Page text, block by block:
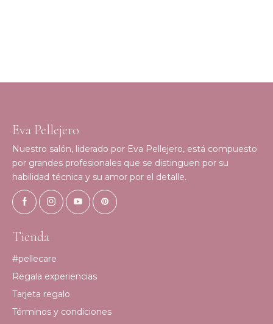
Eva Pellejero
Nuestro salón, liderado por Eva Pellejero, está compuesto
por grandes profesionales que se distinguen por su
habilidad técnica y su amor por el detalle.
Tienda
#pellecare
Regala experiencias
Tarjeta regalo
Términos y condiciones